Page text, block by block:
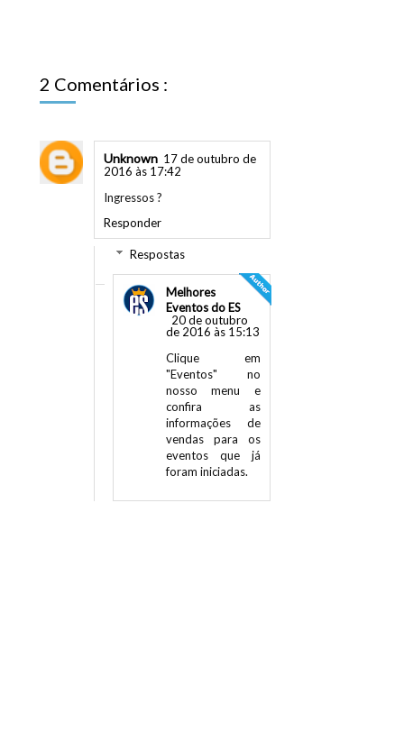
2 Comentários :
Unknown 17 de outubro de
2016 às 17:42
Ingressos ?
Responder
Respostas
Melhores
Eventos do ES
20 de outubro
de 2016 às 15:13
Clique em
"Eventos" no
nosso menu e
confira as
informações de
vendas para os
eventos que já
foram iniciadas.